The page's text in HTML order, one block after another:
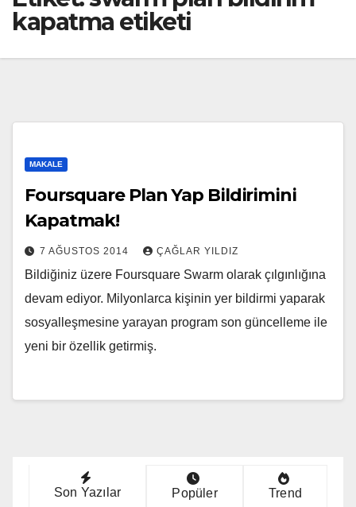
kapatma etiketi
MAKALE
Foursquare Plan Yap Bildirimini
Kapatmak!
7 AĞUSTOS 2014 ÇAĞLAR YILDIZ
Bildiğiniz üzere Foursquare Swarm olarak çılgınlığına
devam ediyor. Milyonlarca kişinin yer bildirmi yaparak
sosyalleşmesine yarayan program son güncelleme ile
yeni bir özellik getirmiş.
Son Yazılar Popüler Trend